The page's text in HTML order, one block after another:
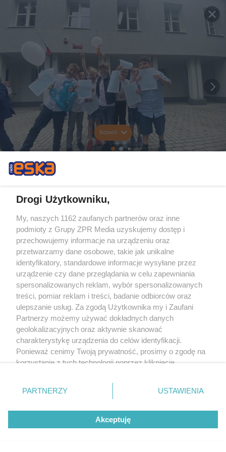
Rozwiń
Drogi Użytkowniku,
My, naszych 1162 zaufanych partnerów oraz inne
podmioty z Grupy ZPR Media uzyskujemy dostęp i
przechowujemy informacje na urządzeniu oraz
przetwarzamy dane osobowe, takie jak unikalne
identyfikatory, standardowe informacje wysyłane przez
urządzenie czy dane przeglądania w celu zapewniania
spersonalizowanych reklam, wybór spersonalizowanych
treści, pomiar reklam i treści, badanie odbiorców oraz
ulepszanie usług. Za zgodą Użytkownika my i Zaufani
Partnerzy możemy używać dokładnych danych
geolokalizacyjnych oraz aktywnie skanować
charakterystykę urządzenia do celów identyfikacji.
Ponieważ cenimy Twoją prywatność, prosimy o zgodę na
korzystanie z tych technologii poprzez kliknięcie
zmienić/wycofać klikając przycisk ustawień prywatności
znajdujący się w lewym dolnym rogu strony
rodzaje przetwarzania danych nie wymagają zgody
użytkownika, ale masz prawo sprzeciwić się takiemu
przetwarzaniu. Preferencje będą miały zastosowanie tylko
PARTNERZY USTAWIENIA
Akceptuję